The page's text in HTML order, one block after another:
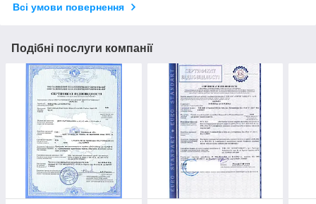
Всі умови повернення
Подібні послуги компанії